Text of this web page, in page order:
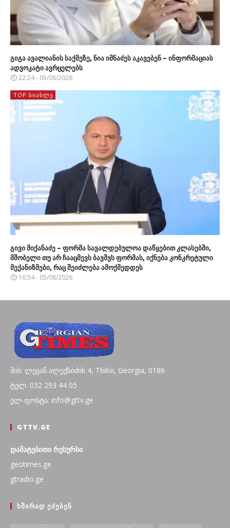
გიგა ავალიანის საქმეზე, ნია იმნაძეს აკავებენ – ინფორმაციას
ადვოკატი ავრცელებს
22:24 - 05/08/2026
TOP ᲡᲘᲐᲮᲚᲔ
გივი მიქანაძე – ფორმა სავალდებულოა დაწყებით კლასებში,
მშობელი თუ არ ჩააცმევს ბავშვს ფორმას, იქნება კონკრეტული
მექანიზმები, რაც შეიძლება ამოქმედდეს
16:54 - 05/08/2026
მის: ლევან ალექსიძის 4, Tbilisi, Georgia, 0186
ტელ: 032 293 44 05
ელ-ფოსტა: info@gttv.ge
GTTV.GE
დამატებითი რესურსი
geotimes.ge
gtradio.ge
ᲮᲨᲘᲠᲐᲓ ᲔᲫᲔᲑᲔᲜ